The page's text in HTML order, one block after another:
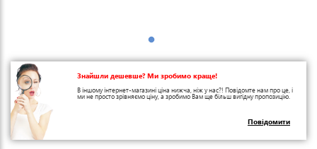
Знайшли дешевше? Ми зробимо краще!
В іншому інтернет-магазині ціна нижча, ніж у нас?! Повідомте нам про це, і
ми не просто зрівняємо ціну, а зробимо Вам ще більш вигідну пропозицію.
Повідомити